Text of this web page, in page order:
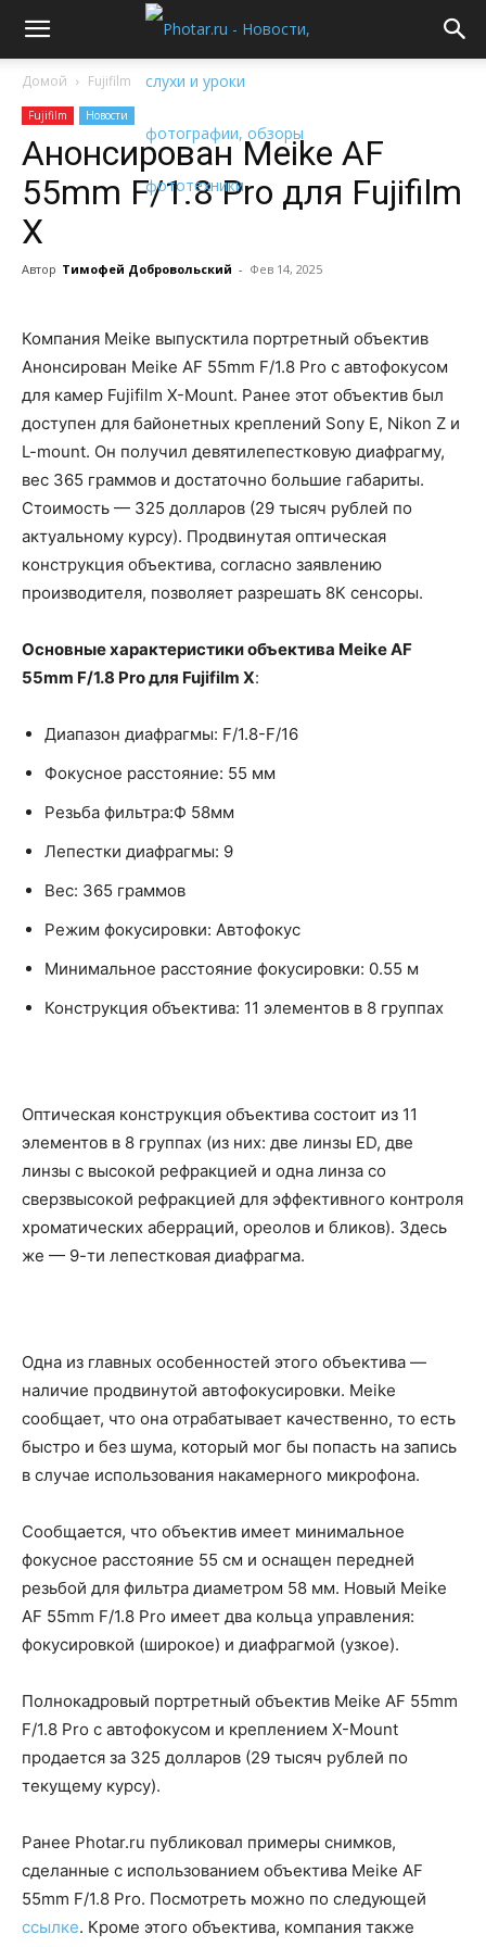
Домой Fujifilm
Fujifilm Новости
Анонсирован Meike AF
55mm F/1.8 Pro для Fujifilm
X
Автор Тимофей Добровольский - Фев 14, 2025
Компания Meike выпусктила портретный объектив
Анонсирован Meike AF 55mm F/1.8 Pro с автофокусом
для камер Fujifilm X-Mount. Ранее этот объектив был
доступен для байонетных креплений Sony E, Nikon Z и
L-mount. Он получил девятилепестковую диафрагму,
вес 365 граммов и достаточно большие габариты.
Стоимость — 325 долларов (29 тысяч рублей по
актуальному курсу). Продвинутая оптическая
конструкция объектива, согласно заявлению
производителя, позволяет разрешать 8К сенсоры.
Основные характеристики объектива Meike AF
55mm F/1.8 Pro для Fujifilm X:
Диапазон диафрагмы: F/1.8-F/16
Фокусное расстояние: 55 мм
Резьба фильтра:Ф 58мм
Лепестки диафрагмы: 9
Вес: 365 граммов
Режим фокусировки: Автофокус
Минимальное расстояние фокусировки: 0.55 м
Конструкция объектива: 11 элементов в 8 группах
Оптическая конструкция объектива состоит из 11
элементов в 8 группах (из них: две линзы ED, две
линзы с высокой рефракцией и одна линза со
сверзвысокой рефракцией для эффективного контроля
хроматических аберраций, ореолов и бликов). Здесь
же — 9-ти лепестковая диафрагма.
Одна из главных особенностей этого объектива —
наличие продвинутой автофокусировки. Meike
сообщает, что она отрабатывает качественно, то есть
быстро и без шума, который мог бы попасть на запись
в случае использования накамерного микрофона.
Сообщается, что объектив имеет минимальное
фокусное расстояние 55 см и оснащен передней
резьбой для фильтра диаметром 58 мм. Новый Meike
AF 55mm F/1.8 Pro имеет два кольца управления:
фокусировкой (широкое) и диафрагмой (узкое).
Полнокадровый портретный объектив Meike AF 55mm
F/1.8 Pro с автофокусом и креплением X-Mount
продается за 325 долларов (29 тысяч рублей по
текущему курсу).
Ранее Photar.ru публиковал примеры снимков,
сделанные с использованием объектива Meike AF
55mm F/1.8 Pro. Посмотреть можно по следующей
ссылке. Кроме этого объектива, компания также